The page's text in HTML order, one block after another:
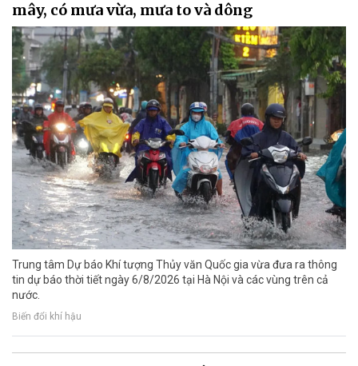
mây, có mưa vừa, mưa to và dông
Trung tâm Dự báo Khí tượng Thủy văn Quốc gia vừa đưa ra thông
tin dự báo thời tiết ngày 6/8/2026 tại Hà Nội và các vùng trên cả
nước.
Biến đổi khí hậu